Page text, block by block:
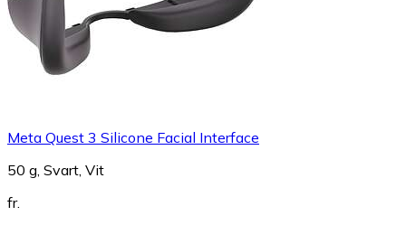
Meta Quest 3 Silicone Facial Interface
50 g, Svart, Vit
fr.